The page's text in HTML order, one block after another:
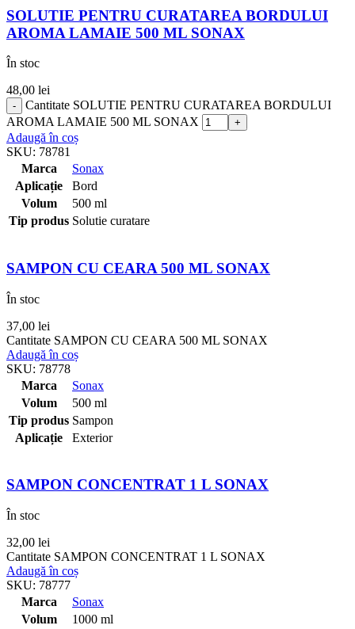
SOLUTIE PENTRU CURATAREA BORDULUI
AROMA LAMAIE 500 ML SONAX
În stoc
48,00 lei
Cantitate SOLUTIE PENTRU CURATAREA BORDULUI
AROMA LAMAIE 500 ML SONAX
Adaugă în coș
SKU: 78781
Marca
Sonax
Aplicație
Bord
Volum
500 ml
Tip produs Solutie curatare
SAMPON CU CEARA 500 ML SONAX
În stoc
37,00 lei
Cantitate SAMPON CU CEARA 500 ML SONAX
Adaugă în coș
SKU: 78778
Marca
Sonax
Volum
500 ml
Tip produs Sampon
Aplicație
Exterior
SAMPON CONCENTRAT 1 L SONAX
În stoc
32,00 lei
Cantitate SAMPON CONCENTRAT 1 L SONAX
Adaugă în coș
SKU: 78777
Marca
Sonax
Volum
1000 ml